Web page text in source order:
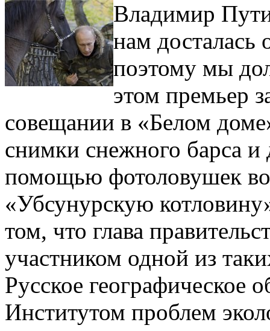
Владимир
нам
поэтому мы
этом премьер
совещании в «Белом
снимки снежного барса
помощью фотоловушек
«Убсунурскую
том, что глава
участником одной из
Русское географическое
Институтом проблем